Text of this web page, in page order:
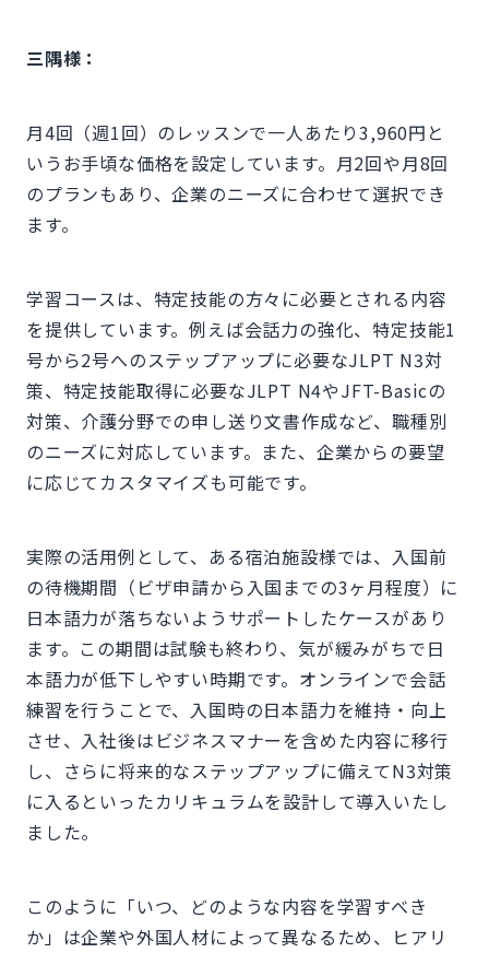
三隅様：
月4回（週1回）のレッスンで一人あたり3,960円と
いうお手頃な価格を設定しています。月2回や月8回
のプランもあり、企業のニーズに合わせて選択でき
ます。
学習コースは、特定技能の方々に必要とされる内容
を提供しています。例えば会話力の強化、特定技能1
号から2号へのステップアップに必要なJLPT N3対
策、特定技能取得に必要なJLPT N4やJFT-Basicの
対策、介護分野での申し送り文書作成など、職種別
のニーズに対応しています。また、企業からの要望
に応じてカスタマイズも可能です。
実際の活用例として、ある宿泊施設様では、入国前
の待機期間（ビザ申請から入国までの3ヶ月程度）に
日本語力が落ちないようサポートしたケースがあり
ます。この期間は試験も終わり、気が緩みがちで日
本語力が低下しやすい時期です。オンラインで会話
練習を行うことで、入国時の日本語力を維持・向上
させ、入社後はビジネスマナーを含めた内容に移行
し、さらに将来的なステップアップに備えてN3対策
に入るといったカリキュラムを設計して導入いたし
ました。
このように「いつ、どのような内容を学習すべき
か」は企業や外国人材によって異なるため、ヒアリ